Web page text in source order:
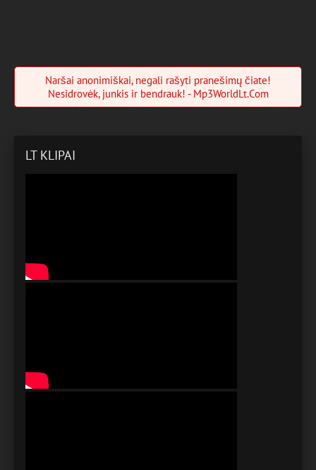
Naršai anonimiškai, negali rašyti pranešimų čiate!
Nesidrovėk, junkis ir bendrauk! - Mp3WorldLt.Com
LT KLIPAI